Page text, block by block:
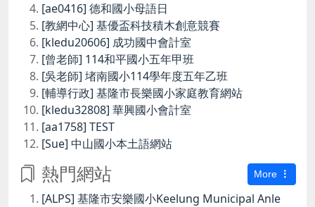
[ae0416] 德和國小母語日
[教網中心] 基優盃科技積木創意競賽
[kledu20606] 成功國中會計室
[曾老師] 114和平國小五年甲班
[吳老師] 堵南國小114學年度五年乙班
[輔導行政] 基隆市長樂國小家庭教育網站
[kledu32808] 華興國小會計室
[aa1758] TEST
[Sue] 中山國小本土語網站
熱門網站 More
[ALPS] 基隆市安樂國小Keelung Municipal Anle